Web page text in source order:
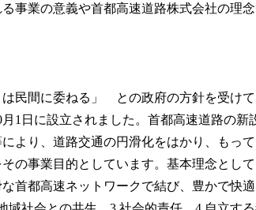
事業の意義や首都高速道路株式会社の理念
民間に委ねる」 との政府の方針を受け
1日に設立されました。首都高速道路の新
より、道路交通の円滑化をはかり、もっ
の事業目的としています。基本理念とし
首都高速ネットワークで結び、豊かで快